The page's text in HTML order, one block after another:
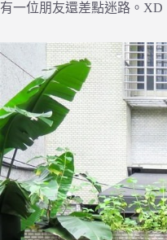
有一位朋友還差點迷路。XD